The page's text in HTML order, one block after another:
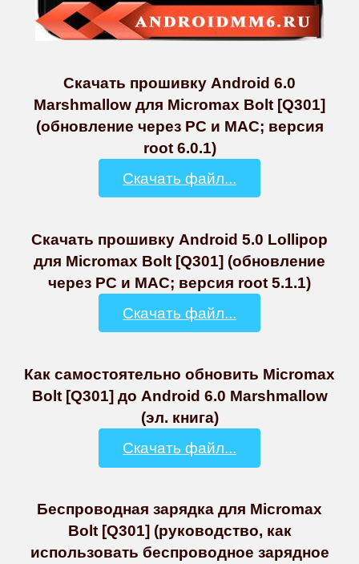
Скачать прошивку Android 6.0
Marshmallow для Micromax Bolt [Q301]
(обновление через PC и MAC; версия
root 6.0.1)
Скачать файл...
Скачать прошивку Android 5.0 Lollipop
для Micromax Bolt [Q301] (обновление
через PC и MAC; версия root 5.1.1)
Скачать файл...
Как самостоятельно обновить Micromax
Bolt [Q301] до Android 6.0 Marshmallow
(эл. книга)
Скачать файл...
Беспроводная зарядка для Micromax
Bolt [Q301] (руководство, как
использовать беспроводное зарядное